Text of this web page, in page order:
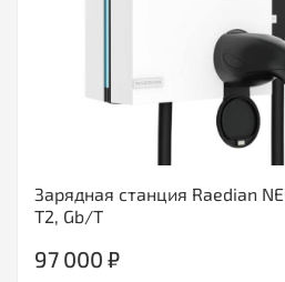
Зарядная станция Raedian
T2, Gb/T
97 000 ₽